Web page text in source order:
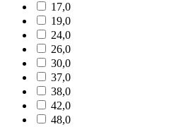
17,0
19,0
24,0
26,0
30,0
37,0
38,0
42,0
48,0